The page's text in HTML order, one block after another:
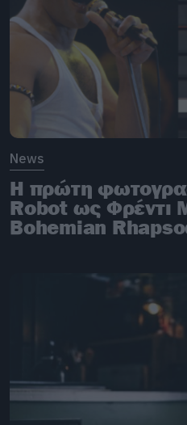
News
Η πρώτη
Robot ως Φρέντι
Bohemian